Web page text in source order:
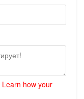
Learn how your